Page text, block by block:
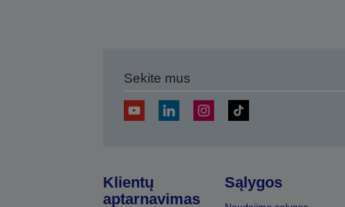
Sekite mus
Klientų
aptarnavimas
Sąlygos